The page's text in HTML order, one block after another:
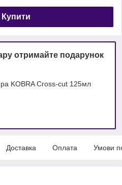
Купити
отримайте подарунок
KOBRA Cross-cut 125мл
Доставка Оплата Умови